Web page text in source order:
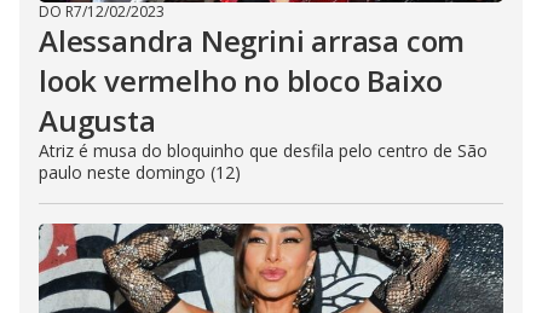
DO R7/12/02/2023
Alessandra Negrini arrasa com
look vermelho no bloco Baixo
Augusta
Atriz é musa do bloquinho que desfila pelo centro de São
paulo neste domingo (12)